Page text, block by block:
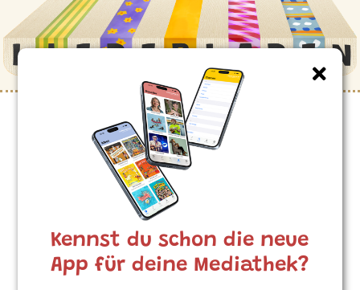
Kinderlieder zum Thema
”Eidechse”
Eis Eidechsli, zwei Eidechsli
Andrew Bond
Machs wie de Dachs
#Eidechse #Reptilien #Zählen
Kennst du schon die neue
App für deine Mediathek?